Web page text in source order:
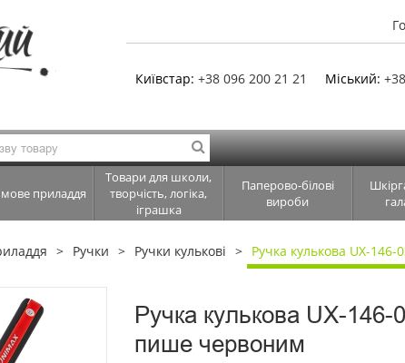
Київстар: +38 096 200 21 21 Міський:
приладдя
Товари для школи,
творчість, логіка,
іграшка
Паперово-білові
вироби
Ручки Ручки кулькові Ручка кулькова UX-
Ручка кулькова UX-146-
пише червоним